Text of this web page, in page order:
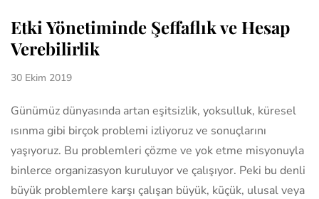
Etki Yönetiminde Şeffaflık ve Hesap
Verebilirlik
30 Ekim 2019
Günümüz dünyasında artan eşitsizlik, yoksulluk, küresel
ısınma gibi birçok problemi izliyoruz ve sonuçlarını
yaşıyoruz. Bu problemleri çözme ve yok etme misyonuyla
binlerce organizasyon kuruluyor ve çalışıyor. Peki bu denli
büyük problemlere karşı çalışan büyük, küçük, ulusal veya